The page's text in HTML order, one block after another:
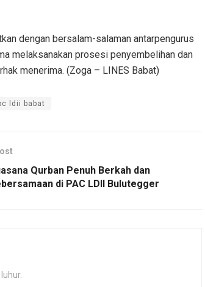
dengan bersalam-salaman antarpengurus
melaksanakan prosesi penyembelihan dan
menerima. (Zoga – LINES Babat)
ldii babat
Qurban Penuh Berkah dan
di PAC LDII Bulutegger